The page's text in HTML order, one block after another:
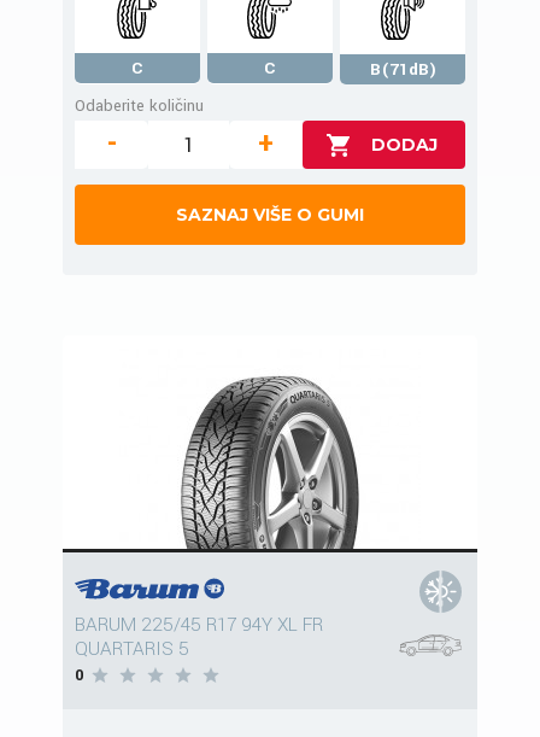
C C
B(71dB)
Odaberite količinu
- +
SAZNAJ VIŠE O GUMI
BARUM 225/45 R17 94Y XL FR
QUARTARIS 5
0